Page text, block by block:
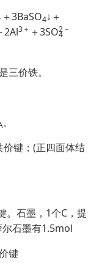
＋3BaSO4↓＋
2Al3＋ ＋3SO4
2－
三价铁。
。
价键；(正四面体结
。石墨，1个C，提
石墨有1.5mol
键